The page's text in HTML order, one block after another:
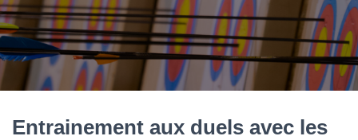
Entrainement aux duels avec les